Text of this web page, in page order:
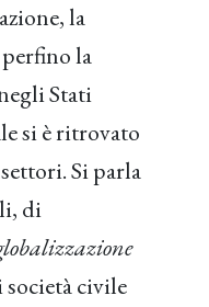
la
la
Stati
si è ritrovato
Si parla
di
civile